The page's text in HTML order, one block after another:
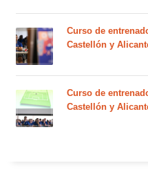
Curso de
Castellón y
Curso de
Castellón y